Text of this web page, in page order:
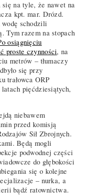
się na tyle, że nawet na
kpt. mar. Drózd.
schodzili
Tym razem na stopach
osiągnięciu
proste czynności, na
metrów – tłumaczy
się przy
trałowca ORP
pięćdziesiątych,
niebawem
przed komisją
Sił Zbrojnych.
Będą mogli
podwodnej części
do głębokości
się o kolejne
– nurka, a
bądź ratownictwa.